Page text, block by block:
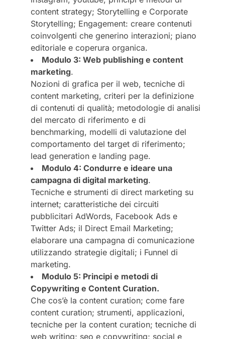
content strategy; Storytelling e Corporate
Storytelling; Engagement: creare contenuti
coinvolgenti che generino interazioni; piano
editoriale e coperura organica.
Modulo 3: Web publishing e content
marketing.
Nozioni di grafica per il web, tecniche di
content marketing, criteri per la definizione
di contenuti di qualità; metodologie di analisi
del mercato di riferimento e di
benchmarking, modelli di valutazione del
comportamento del target di riferimento;
lead generation e landing page.
Modulo 4: Condurre e ideare una
campagna di digital marketing.
Tecniche e strumenti di direct marketing su
internet; caratteristiche dei circuiti
pubblicitari AdWords, Facebook Ads e
Twitter Ads; il Direct Email Marketing;
elaborare una campagna di comunicazione
utilizzando strategie digitali; i Funnel di
marketing.
Modulo 5: Principi e metodi di
Copywriting e Content Curation.
Che cos’è la content curation; come fare
content curation; strumenti, applicazioni,
tecniche per la content curation; tecniche di
web writing; seo e copywriting; social e